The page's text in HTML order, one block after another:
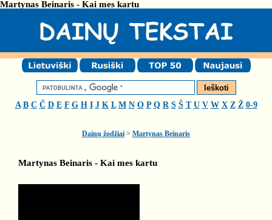
Martynas Beinaris - Kai mes kartu
A B C Č D E F G H I J K L M N O P Q R S Š T U V W X Z Ž 0-9
Dainų žodžiai > Martynas Beinaris
Martynas Beinaris - Kai mes kartu